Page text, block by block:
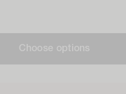
Choose options